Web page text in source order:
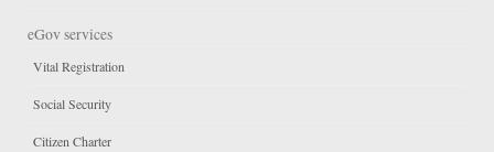
eGov services
Vital Registration
Social Security
Citizen Charter